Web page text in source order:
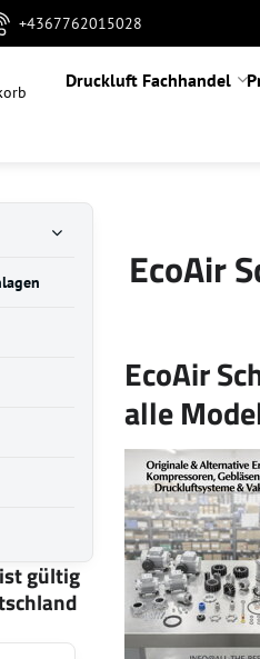
+4367762015028
Druckluft Fachhandel
EcoAir
EcoAir
alle
gültig